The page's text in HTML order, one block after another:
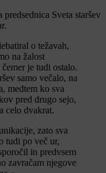
Sveta staršev
o težavah,
na žalost
je tudi ostalo.
samo večalo, na
medtem ko sva
pred drugo sejo,
celo dvakrat.
zato sva
tudi po več ur,
in predvsem
zavračam njegove